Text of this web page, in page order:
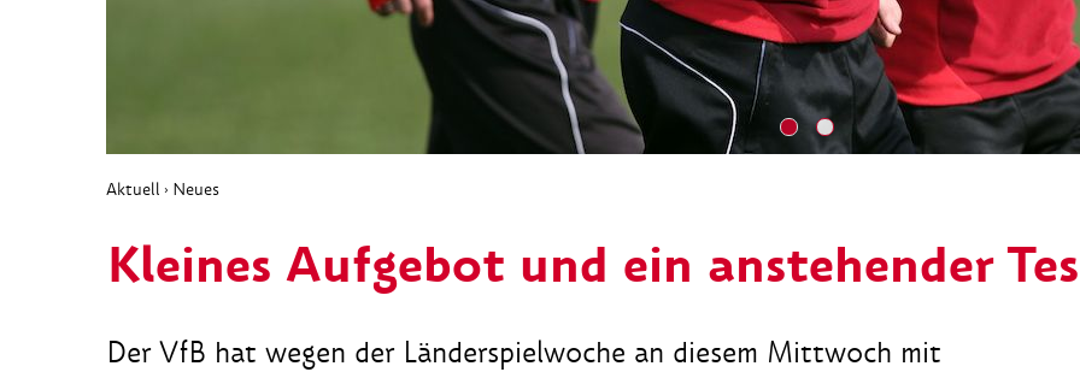
Aktuell › Neues
Kleines Aufgebot und ein anstehender
Der VfB hat wegen der Länderspielwoche an diesem Mittwoch mit